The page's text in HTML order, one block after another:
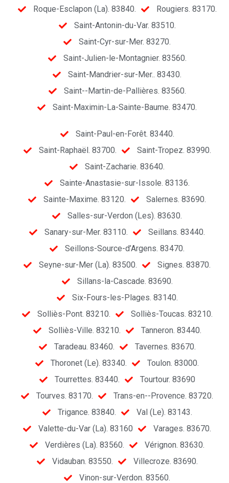
Roque-Esclapon (La). 83840.
Rougiers. 83170.
Saint-Antonin-du-Var. 83510.
Saint-Cyr-sur-Mer. 83270.
Saint-Julien-le-Montagnier. 83560.
Saint-Mandrier-sur-Mer.. 83430.
Saint--Martin-de-Pallières. 83560.
Saint-Maximin-La-Sainte-Baume. 83470.
Saint-Paul-en-Forêt. 83440.
Saint-Raphaël. 83700.
Saint-Tropez. 83990.
Saint-Zacharie. 83640.
Sainte-Anastasie-sur-Issole. 83136.
Sainte-Maxime. 83120.
Salernes. 83690.
Salles-sur-Verdon (Les). 83630.
Sanary-sur-Mer. 83110.
Seillans. 83440.
Seillons-Source-d’Argens. 83470.
Seyne-sur-Mer (La). 83500.
Signes. 83870.
Sillans-la-Cascade. 83690.
Six-Fours-les-Plages. 83140.
Solliès-Pont. 83210.
Solliès-Toucas. 83210.
Solliès-Ville. 83210.
Tanneron. 83440.
Taradeau. 83460.
Tavernes. 83670.
Thoronet (Le). 83340.
Toulon. 83000.
Tourrettes. 83440.
Tourtour. 83690
Tourves. 83170.
Trans-en--Provence. 83720.
Trigance. 83840.
Val (Le). 83143.
Valette-du-Var (La). 83160
Varages. 83670.
Verdières (La). 83560.
Vérignon. 83630.
Vidauban. 83550.
Villecroze. 83690.
Vinon-sur-Verdon. 83560.